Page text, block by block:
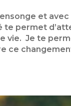
et
permet
Je te
ce